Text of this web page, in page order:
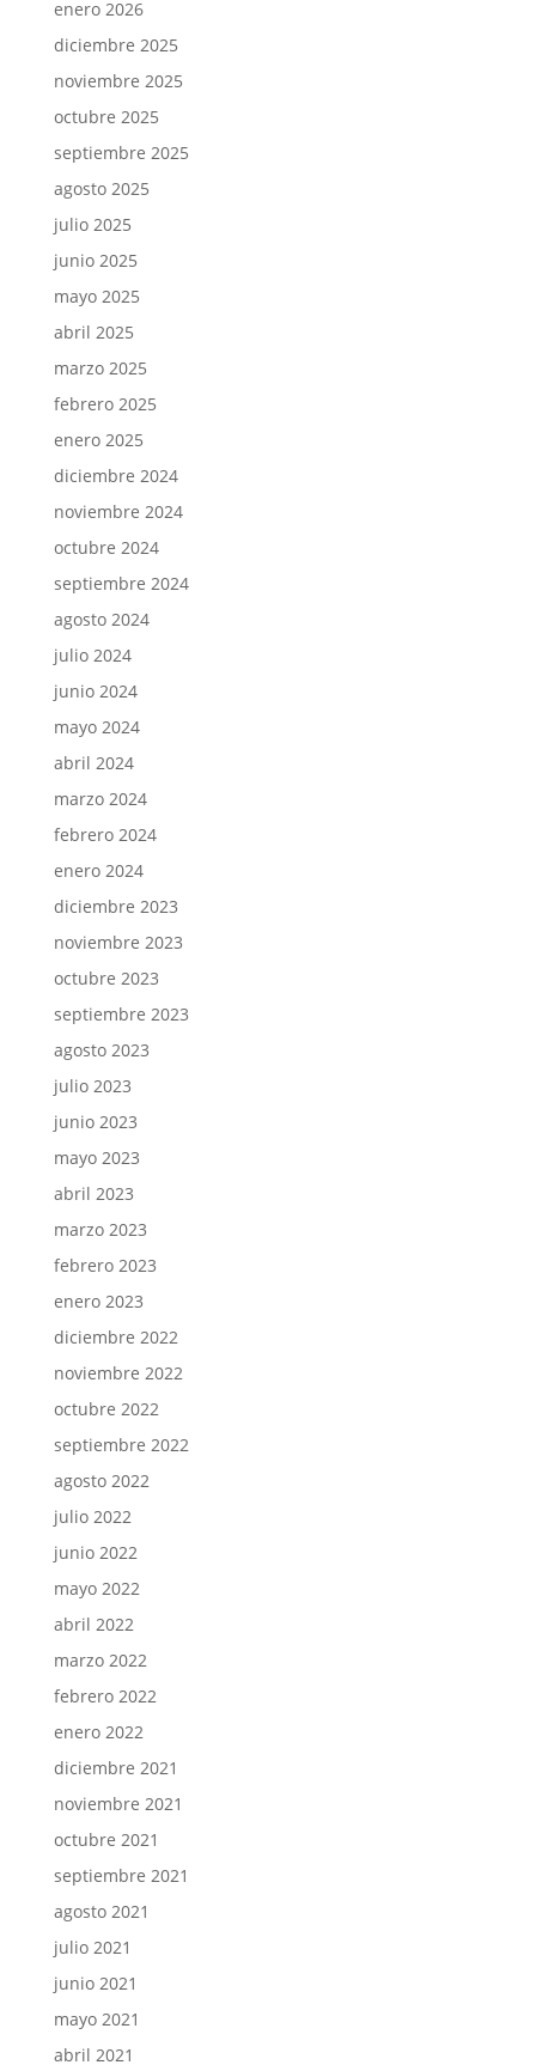
enero 2026
diciembre 2025
noviembre 2025
octubre 2025
septiembre 2025
agosto 2025
julio 2025
junio 2025
mayo 2025
abril 2025
marzo 2025
febrero 2025
enero 2025
diciembre 2024
noviembre 2024
octubre 2024
septiembre 2024
agosto 2024
julio 2024
junio 2024
mayo 2024
abril 2024
marzo 2024
febrero 2024
enero 2024
diciembre 2023
noviembre 2023
octubre 2023
septiembre 2023
agosto 2023
julio 2023
junio 2023
mayo 2023
abril 2023
marzo 2023
febrero 2023
enero 2023
diciembre 2022
noviembre 2022
octubre 2022
septiembre 2022
agosto 2022
julio 2022
junio 2022
mayo 2022
abril 2022
marzo 2022
febrero 2022
enero 2022
diciembre 2021
noviembre 2021
octubre 2021
septiembre 2021
agosto 2021
julio 2021
junio 2021
mayo 2021
abril 2021